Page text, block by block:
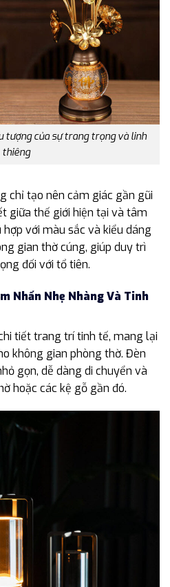
tượng của sự trang trọng và linh
thiêng
chỉ tạo nên cảm giác gần gũi
giữa thế giới hiện tại và tâm
với màu sắc và kiểu dáng
gian thờ cúng, giúp duy trì
đối với tổ tiên.
Nhấn Nhẹ Nhàng Và Tinh
tiết trang trí tinh tế, mang lại
không gian phòng thờ. Đèn
gọn, dễ dàng di chuyển và
hoặc các kệ gỗ gần đó.